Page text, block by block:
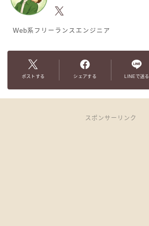
Web系フリーランスエンジニア
ポストする シェアする LINEで送る
スポンサーリンク